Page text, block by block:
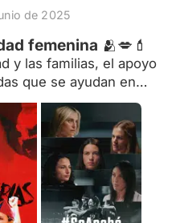
de 2025
femenina 🫂💋💄
y las familias, el apoyo
que se ayudan en
buscando un
Una hermandad
familiares y de
mujeres.